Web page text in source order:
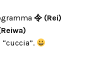
令 (Rei)